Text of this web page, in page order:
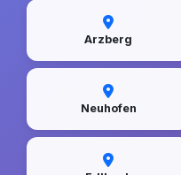
Arzberg
Neuhofen